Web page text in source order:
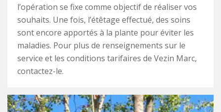
l’opération se fixe comme objectif de réaliser vos
souhaits. Une fois, l’étêtage effectué, des soins
sont encore apportés à la plante pour éviter les
maladies. Pour plus de renseignements sur le
service et les conditions tarifaires de Vezin Marc,
contactez-le.